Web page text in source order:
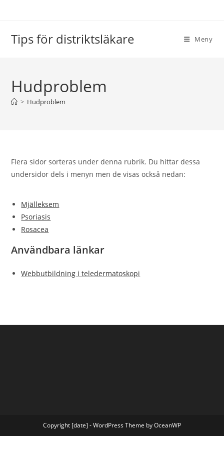
Tips för distriktsläkare Meny
Hudproblem
> Hudproblem
Flera sidor sorteras under denna rubrik. Du hittar dessa
undersidor dels i menyn men de visas också nedan:
Mjälleksem
Psoriasis
Rosacea
Användbara länkar
Webbutbildning i teledermatoskopi
Copyright [date] - WordPress Theme by OceanWP